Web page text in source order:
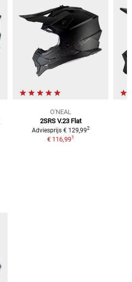
O'NEAL
2SRS V.23 Flat
Adviesprijs € 129,992
€ 116,991